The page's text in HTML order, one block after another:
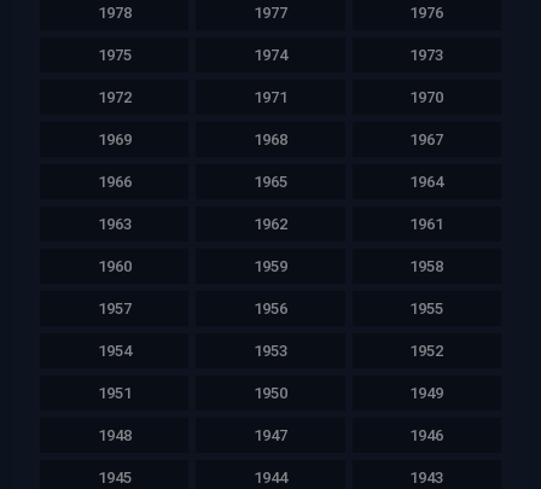
1978 1977 1976
1975 1974 1973
1972 1971 1970
1969 1968 1967
1966 1965 1964
1963 1962 1961
1960 1959 1958
1957 1956 1955
1954 1953 1952
1951 1950 1949
1948 1947 1946
1945 1944 1943